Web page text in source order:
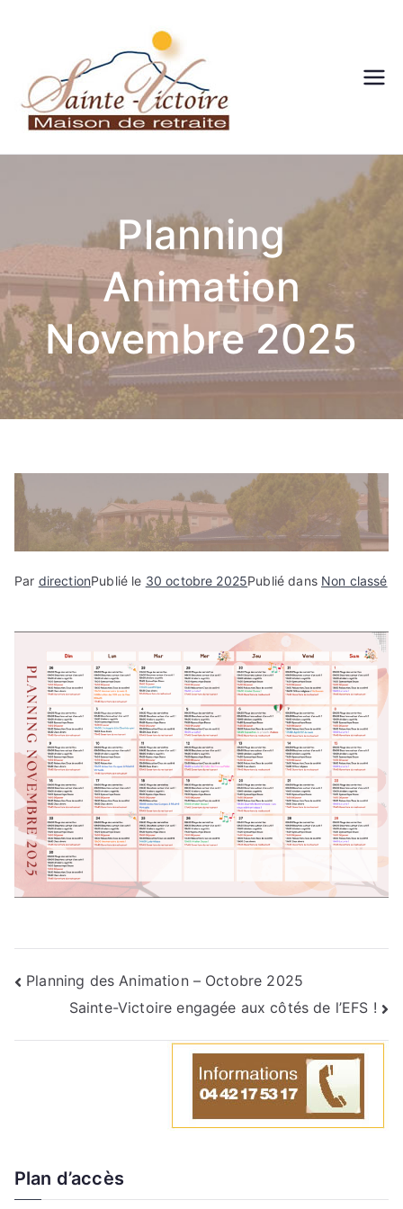
Maison
de
retraite
– Sainte
victoire
– Aix en
Provenc
e
Planning
Animation
Novembre 2025
Par directionPublié le 30 octobre 2025Publié dans Non classé
Planning des Animation – Octobre 2025
Sainte-Victoire engagée aux côtés de l’EFS !
Plan d’accès